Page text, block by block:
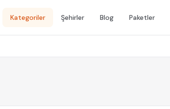
Kategoriler Şehirler Blog Paketler